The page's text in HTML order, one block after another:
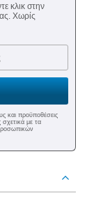
κλικ στην
Χωρίς
και προϋποθέσεις
σχετικά με τα